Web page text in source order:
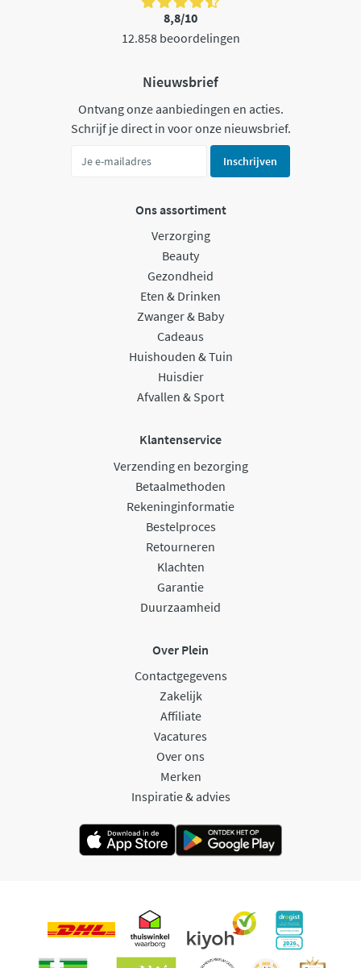
8,8/10
12.858 beoordelingen
Nieuwsbrief
Ontvang onze aanbiedingen en acties.
Schrijf je direct in voor onze nieuwsbrief.
Inschrijven
Ons assortiment
Verzorging
Beauty
Gezondheid
Eten & Drinken
Zwanger & Baby
Cadeaus
Huishouden & Tuin
Huisdier
Afvallen & Sport
Klantenservice
Verzending en bezorging
Betaalmethoden
Rekeninginformatie
Bestelproces
Retourneren
Klachten
Garantie
Duurzaamheid
Over Plein
Contactgegevens
Zakelijk
Affiliate
Vacatures
Over ons
Merken
Inspiratie & advies